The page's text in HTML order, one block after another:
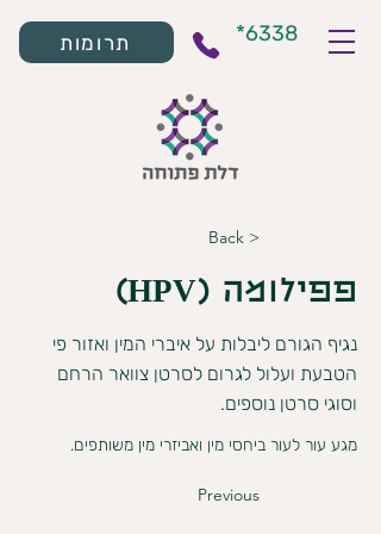
*6338 תרומות
< Back
פפילומה (HPV)
נגיף הגורם ליבלות על איברי המין ואזור פי
הטבעת ועלול לגרום לסרטן צוואר הרחם
וסוגי סרטן נוספים.
מגע עור לעור ביחסי מין ואביזרי מין משותפים.
Previous